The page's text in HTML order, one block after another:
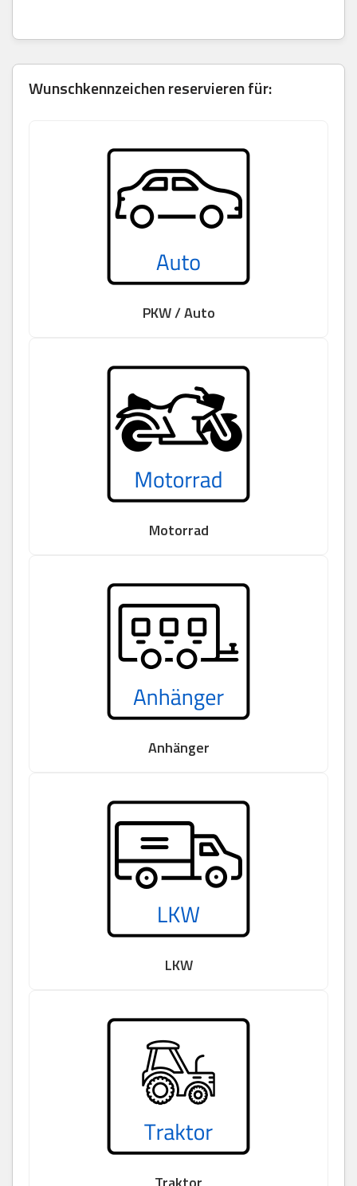
Wunschkennzeichen reservieren für:
PKW / Auto
Motorrad
Anhänger
LKW